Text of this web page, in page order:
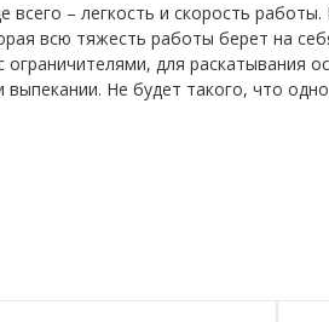
– легкость и скорость работы.
всю тяжесть работы берет на
для раскатывания
Не будет такого, что